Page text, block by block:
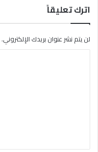
اترك تعليقاً
لن يتم نشر عنوان بريدك الإلكتروني.